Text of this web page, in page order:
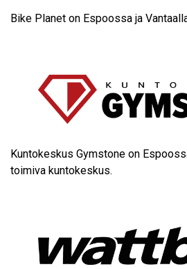
Bike Planet on Espoossa ja
Kuntokeskus Gymstone on
toimiva kuntokeskus.